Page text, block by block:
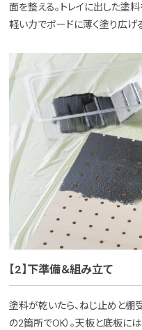
面を整える。トレイに出した塗
軽い力でボードに薄く塗り広げ
【2】下準備＆組み立て
塗料が乾いたら、ねじ止めと
の2箇所でOK）。天板と底板